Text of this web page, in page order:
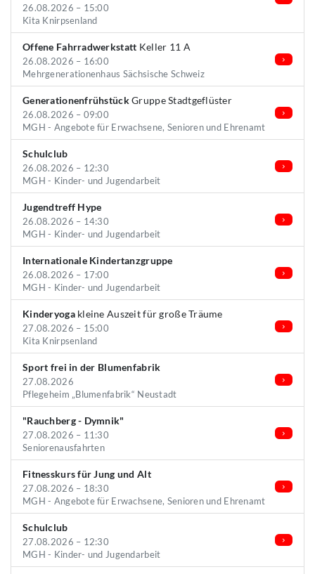
26.08.2026 – 15:00
Kita Knirpsenland
Offene Fahrradwerkstatt Keller 11 A
26.08.2026 – 16:00
Mehrgenerationenhaus Sächsische Schweiz
GenerationenfrühstückGruppe Stadtgeflüster
26.08.2026 – 09:00
MGH - Angebote für Erwachsene, Senioren und Ehrenamt
Schulclub
26.08.2026 – 12:30
MGH - Kinder- und Jugendarbeit
Jugendtreff Hype
26.08.2026 – 14:30
MGH - Kinder- und Jugendarbeit
Internationale Kindertanzgruppe
26.08.2026 – 17:00
MGH - Kinder- und Jugendarbeit
Kinderyoga kleine Auszeit für große Träume
27.08.2026 – 15:00
Kita Knirpsenland
Sport frei in der Blumenfabrik
27.08.2026
Pflegeheim „Blumenfabrik“ Neustadt
"Rauchberg - Dymnik"
27.08.2026 – 11:30
Seniorenausfahrten
Fitnesskurs für Jung und Alt
27.08.2026 – 18:30
MGH - Angebote für Erwachsene, Senioren und Ehrenamt
Schulclub
27.08.2026 – 12:30
MGH - Kinder- und Jugendarbeit